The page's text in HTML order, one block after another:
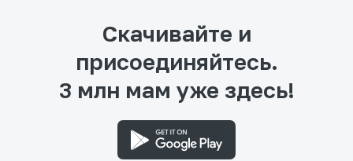
Скачивайте и
присоединяйтесь.
3 млн мам уже здесь!